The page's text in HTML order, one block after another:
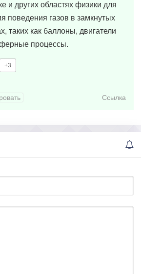
и других областях физики для
поведения газов в замкнутых
таких как баллоны, двигатели
процессы.
+3
Ссылка